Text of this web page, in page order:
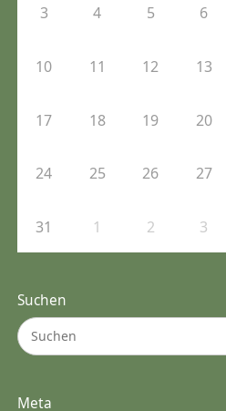
3 4 5 6
10 11 12 13
17 18 19 20
24 25 26 27
31 1 2 3
Suchen
Meta